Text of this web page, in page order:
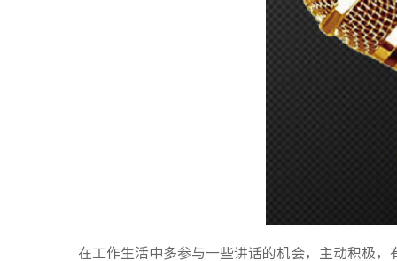
在工作生活中多参与一些讲话的机会，主动积极，